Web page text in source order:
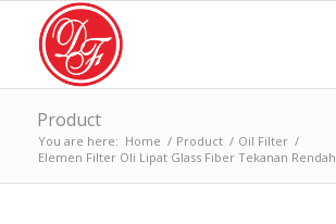
Product
You are here: Home / Product / Oil Filter /
Elemen Filter Oli Lipat Glass Fiber Tekanan Rendah